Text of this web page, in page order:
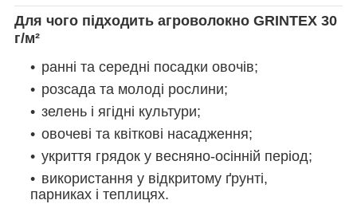
Для чого підходить агроволокно GRINTEX 30
г/м²
ранні та середні посадки овочів;
розсада та молоді рослини;
зелень і ягідні культури;
овочеві та квіткові насадження;
укриття грядок у весняно-осінній період;
використання у відкритому ґрунті,
парниках і теплицях.